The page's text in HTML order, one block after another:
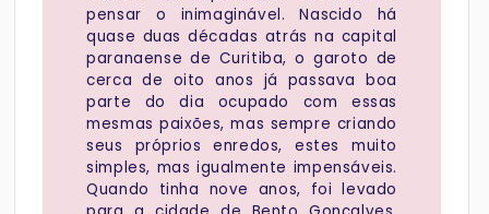
pensar o inimaginável. Nascido há
quase duas décadas atrás na capital
paranaense de Curitiba, o garoto de
cerca de oito anos já passava boa
parte do dia ocupado com essas
mesmas paixões, mas sempre criando
seus próprios enredos, estes muito
simples, mas igualmente impensáveis.
Quando tinha nove anos, foi levado